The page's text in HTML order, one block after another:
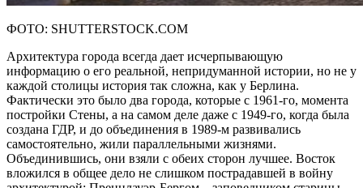
ФОТО: SHUTTERSTOCK.COM
Архитектура города всегда дает исчерпывающую
информацию о его реальной, непридуманной истории, но не у
каждой столицы история так сложна, как у Берлина.
Фактически это было два города, которые с 1961-го, момента
постройки Стены, а на самом деле даже с 1949-го, когда была
создана ГДР, и до объединения в 1989-м развивались
самостоятельно, жили параллельными жизнями.
Объединившись, они взяли с обеих сторон лучшее. Восток
вложился в общее дело не слишком пострадавшей в войну